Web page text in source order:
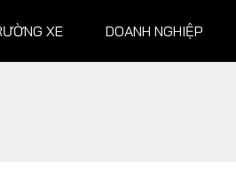
XE DOANH NGHIỆP